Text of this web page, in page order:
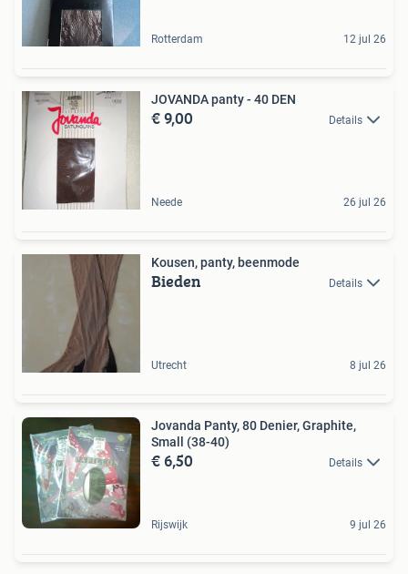
Rotterdam 12 jul 26
JOVANDA panty - 40 DEN
€ 9,00 Details
Neede 26 jul 26
Kousen, panty, beenmode
Bieden Details
Utrecht 8 jul 26
Jovanda Panty, 80 Denier, Graphite,
Small (38-40)
€ 6,50 Details
Rijswijk 9 jul 26